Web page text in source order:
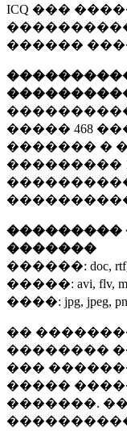
ICQ ���
������
����� 468
������� �
���������
���������
�������
������: doc,
�����: avi, flv,
����: jpg, jpeg,
��
��������
���
�����
�������.